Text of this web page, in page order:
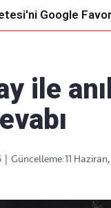
Google
ile
Güncelleme:11